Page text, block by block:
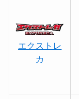
エクストレ
カ